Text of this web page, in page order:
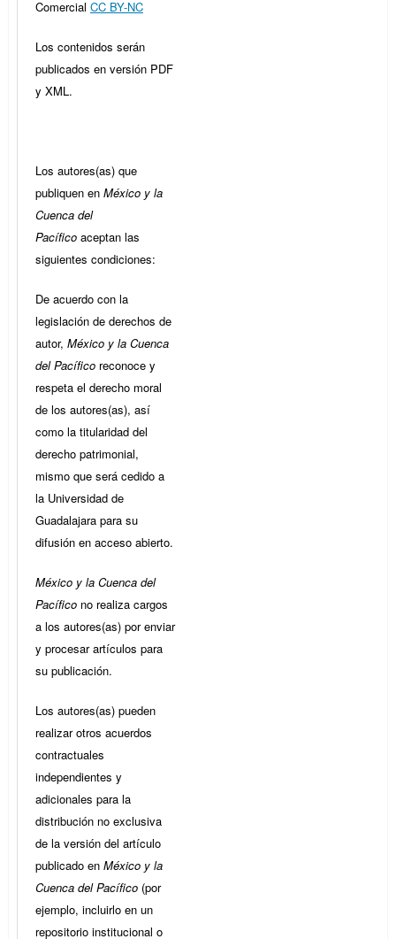
Comercial CC BY-NC
Los contenidos serán
publicados en versión PDF
y XML.
Los autores(as) que
publiquen en México y la
Cuenca del
Pacífico aceptan las
siguientes condiciones:
De acuerdo con la
legislación de derechos de
autor, México y la Cuenca
del Pacífico reconoce y
respeta el derecho moral
de los autores(as), así
como la titularidad del
derecho patrimonial,
mismo que será cedido a
la Universidad de
Guadalajara para su
difusión en acceso abierto.
México y la Cuenca del
Pacífico no realiza cargos
a los autores(as) por enviar
y procesar artículos para
su publicación.
Los autores(as) pueden
realizar otros acuerdos
contractuales
independientes y
adicionales para la
distribución no exclusiva
de la versión del artículo
publicado en México y la
Cuenca del Pacífico (por
ejemplo, incluirlo en un
repositorio institucional o